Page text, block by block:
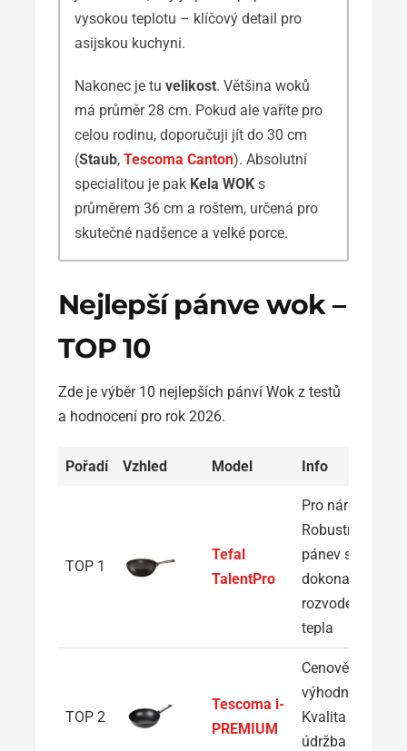
vysokou teplotu – klíčový detail pro
asijskou kuchyni.
Nakonec je tu velikost. Většina woků
má průměr 28 cm. Pokud ale vaříte pro
celou rodinu, doporučuji jít do 30 cm
(Staub, Tescoma Canton). Absolutní
specialitou je pak Kela WOK s
průměrem 36 cm a roštem, určená pro
skutečné nadšence a velké porce.
Nejlepší pánve wok –
TOP 10
Zde je výběr 10 nejlepších pánví Wok z testů
a hodnocení pro rok 2026.
Pořadí Vzhled Model Info
TOP 1
Tefal
TalentPro
Pro náročné:
Robustní
pánev s
dokonalým
rozvodem
tepla
TOP 2
Tescoma i-
PREMIUM
Cenově
výhodná:
Kvalita a
údržba bez